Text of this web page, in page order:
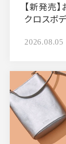
【新発売
クロスボ
2026.08.05